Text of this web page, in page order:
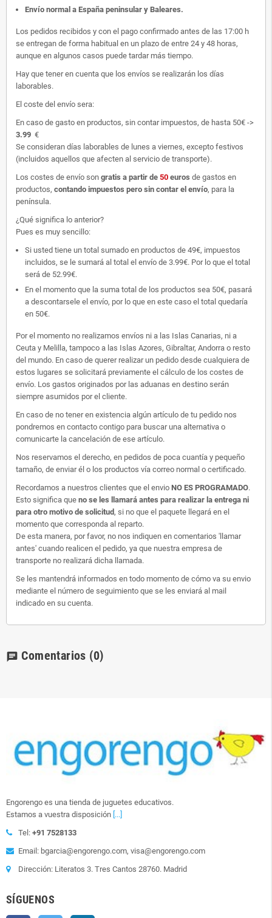
Envío normal a España peninsular y Baleares.
Los pedidos recibidos y con el pago confirmado antes de las 17:00 h
se entregan de forma habitual en un plazo de entre 24 y 48 horas,
aunque en algunos casos puede tardar más tiempo.
Hay que tener en cuenta que los envíos se realizarán los días
laborables.
El coste del envío sera:
En caso de gasto en productos, sin contar impuestos, de hasta 50€ ->
3.99 €
Se consideran días laborables de lunes a viernes, excepto festivos
(incluidos aquellos que afecten al servicio de transporte).
Los costes de envío son gratis a partir de 50 euros de gastos en
productos, contando impuestos pero sin contar el envío, para la
península.
¿Qué significa lo anterior?
Pues es muy sencillo:
Si usted tiene un total sumado en productos de 49€, impuestos
incluidos, se le sumará al total el envío de 3.99€. Por lo que el total
será de 52.99€.
En el momento que la suma total de los productos sea 50€, pasará
a descontarsele el envío, por lo que en este caso el total quedaría
en 50€.
Por el momento no realizamos envíos ni a las Islas Canarias, ni a
Ceuta y Melilla, tampoco a las Islas Azores, Gibraltar, Andorra o resto
del mundo. En caso de querer realizar un pedido desde cualquiera de
estos lugares se solicitará previamente el cálculo de los costes de
envío. Los gastos originados por las aduanas en destino serán
siempre asumidos por el cliente.
En caso de no tener en existencia algún artículo de tu pedido nos
pondremos en contacto contigo para buscar una alternativa o
comunicarte la cancelación de ese artículo.
Nos reservamos el derecho, en pedidos de poca cuantía y pequeño
tamaño, de enviar él o los productos vía correo normal o certificado.
Recordamos a nuestros clientes que el envio NO ES PROGRAMADO.
Esto significa que no se les llamará antes para realizar la entrega ni
para otro motivo de solicitud, si no que el paquete llegará en el
momento que corresponda al reparto.
De esta manera, por favor, no nos indiquen en comentarios 'llamar
antes' cuando realicen el pedido, ya que nuestra empresa de
transporte no realizará dicha llamada.
Se les mantendrá informados en todo momento de cómo va su envio
mediante el número de seguimiento que se les enviará al mail
indicado en su cuenta.
chat Comentarios (0)
Engorengo es una tienda de juguetes educativos.
Estamos a vuestra disposición [...]
Tel: +91 7528133
Email: bgarcia@engorengo.com, visa@engorengo.com
Dirección: Literatos 3. Tres Cantos 28760. Madrid
SÍGUENOS